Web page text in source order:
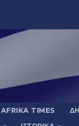
AFRIKA TIMES